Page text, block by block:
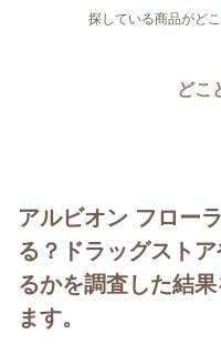
探している商品がど
どこ
アルビオン フロー
る？ドラッグスト
るかを調査した結
ます。